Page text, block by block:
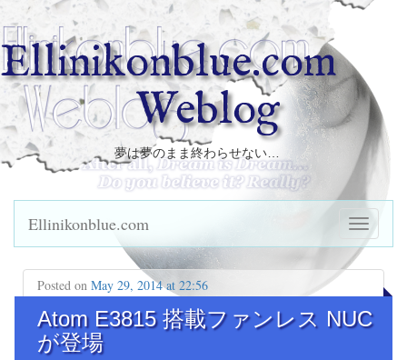
Ellinikonblue.com
Weblog
夢は夢のまま終わらせない…
Ellinikonblue.com
Posted on May 29, 2014 at 22:56
Atom E3815 搭載ファンレス NUC
が登場